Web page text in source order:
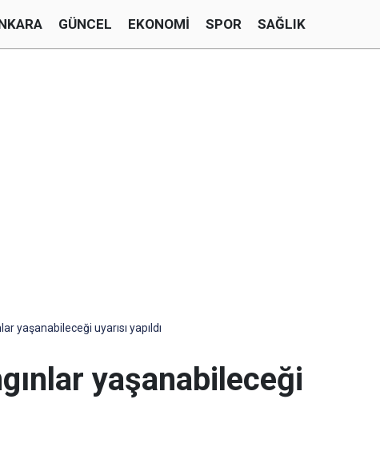
GÜNCEL EKONOMI SPOR SAĞLIK
yaşanabileceği uyarısı yapıldı
yaşanabileceği